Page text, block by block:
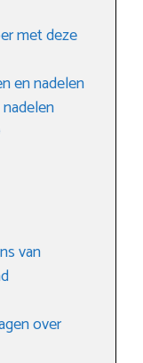
met deze
en nadelen
van
over